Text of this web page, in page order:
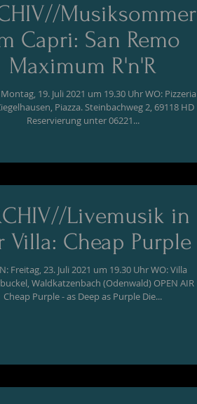
Musiksommer
Capri: San Remo
Maximum R'n'R
19. Juli 2021 um 19.30 Uhr WO: Pizzeria
Piazza. Steinbachweg 2, 69118 HD
Reservierung unter 06221...
Livemusik in
Villa: Cheap Purple
Freitag, 23. Juli 2021 um 19.30 Uhr WO: Villa
Waldkatzenbach (Odenwald) OPEN AIR
Cheap Purple - as Deep as Purple Die...